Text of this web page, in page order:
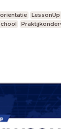
LessonUp